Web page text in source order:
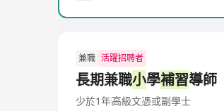
兼職 活躍招聘者
長期兼職小學補習導師
少於1年高級文憑或副學士